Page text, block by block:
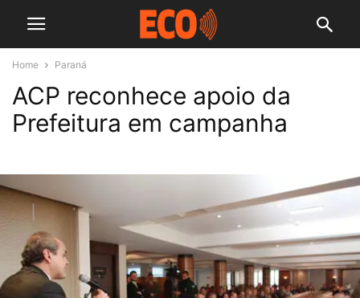
Home Paraná
ACP reconhece apoio da
Prefeitura em campanha